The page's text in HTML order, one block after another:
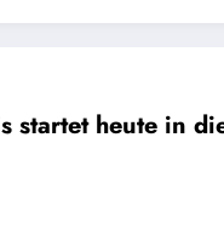
startet heute in